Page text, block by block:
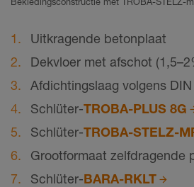
Uitkragende betonplaat
Dekvloer met afschot
Afdichtingslaag volgens DIN
Schlüter-TROBA-PLUS 8G
Schlüter-TROBA-STELZ-
Grootformaat zelfdragende
Schlüter-BARA-RKLT